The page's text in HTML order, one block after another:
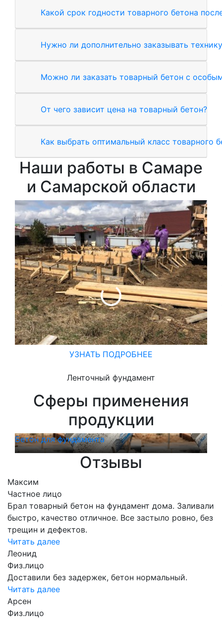
Какой срок годности товарного бетона
Нужно ли дополнительно заказывать
Можно ли заказать товарный бетон с
От чего зависит цена на товарный бетон?
Как выбрать оптимальный класс товарного
Наши работы в Самаре
и Самарской области
УЗНАТЬ ПОДРОБНЕЕ
Ленточный фундамент
Сферы применения
продукции
Бетон для фундамента
Отзывы
Максим
Частное лицо
Брал товарный бетон на фундамент дома. Заливали
быстро, качество отличное. Все застыло ровно, без
трещин и дефектов.
Читать далее
Леонид
Физ.лицо
Доставили без задержек, бетон нормальный.
Читать далее
Арсен
Физ.лицо